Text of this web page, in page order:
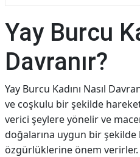
Yay Burcu
Davranır?
Yay Burcu Kadını Nasıl
ve coşkulu bir şekilde
verici şeylere yönelir ve
doğalarına uygun bir
özgürlüklerine önem verirler.